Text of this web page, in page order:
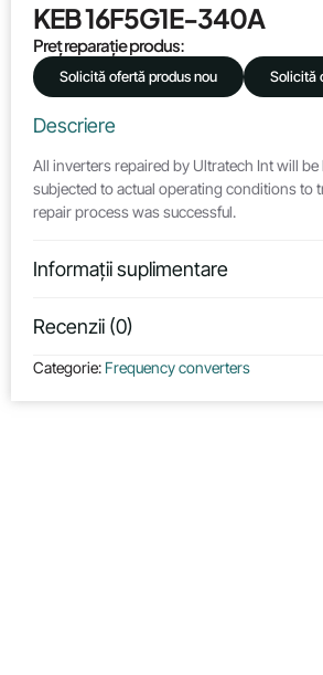
KEB 16F5G1E-340A
Preț reparație produs:
Solicită ofertă produs nou Solicită
Descriere
All inverters repaired by Ultratech Int will be
subjected to actual operating conditions to
repair process was successful.
Informații suplimentare
Recenzii (0)
Categorie: Frequency converters